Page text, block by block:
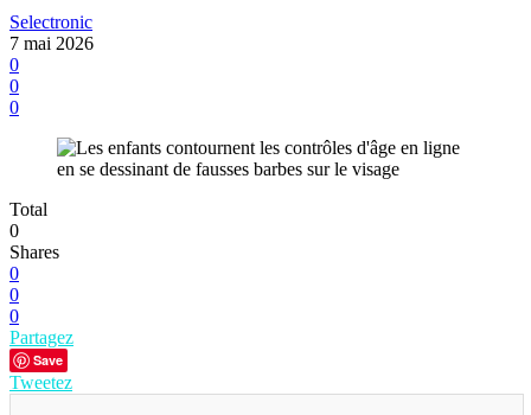
Selectronic
7 mai 2026
0
0
0
Total
0
Shares
0
0
0
Partagez
Save
Tweetez